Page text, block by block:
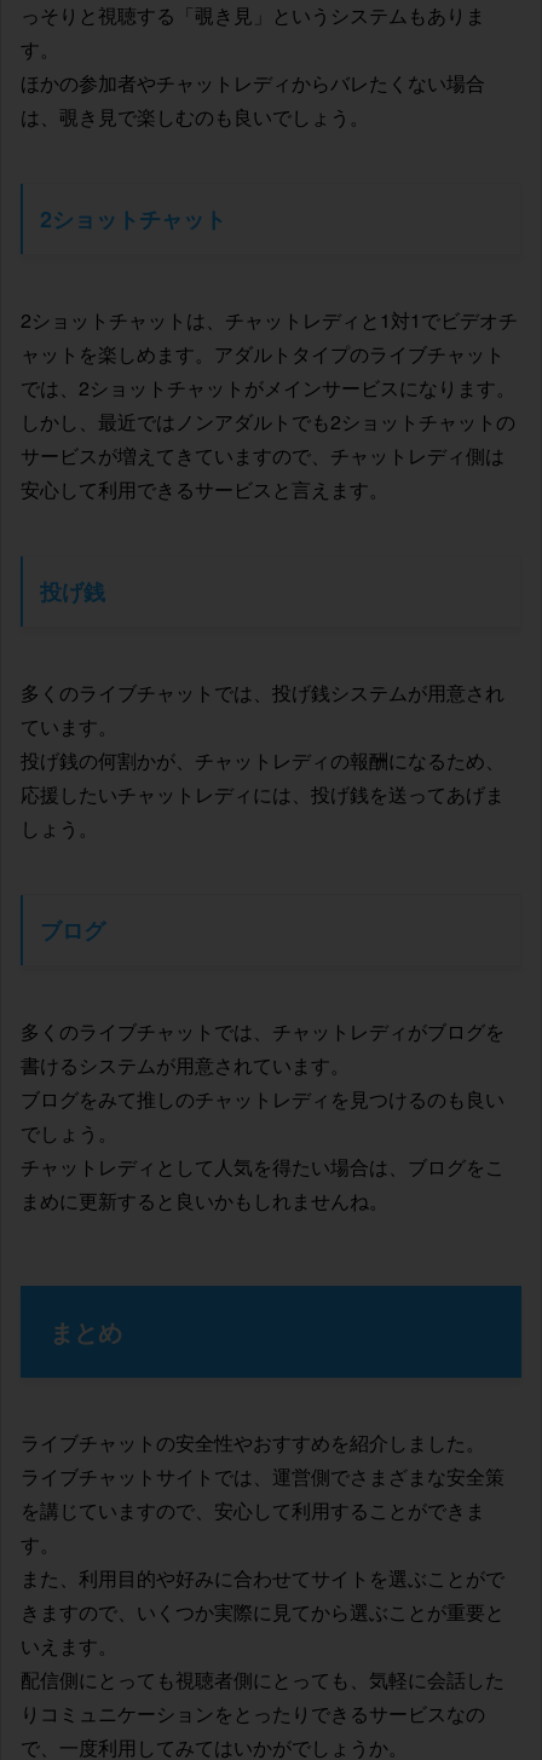
っそりと視聴する「覗き見」というシステムもありま
す。
ほかの参加者やチャットレディからバレたくない場合
は、覗き見で楽しむのも良いでしょう。
2ショットチャット
2ショットチャットは、チャットレディと1対1でビデオチ
ャットを楽しめます。アダルトタイプのライブチャット
では、2ショットチャットがメインサービスになります。
しかし、最近ではノンアダルトでも2ショットチャットの
サービスが増えてきていますので、チャットレディ側は
安心して利用できるサービスと言えます。
投げ銭
多くのライブチャットでは、投げ銭システムが用意され
ています。
投げ銭の何割かが、チャットレディの報酬になるため、
応援したいチャットレディには、投げ銭を送ってあげま
しょう。
ブログ
多くのライブチャットでは、チャットレディがブログを
書けるシステムが用意されています。
ブログをみて推しのチャットレディを見つけるのも良い
でしょう。
チャットレディとして人気を得たい場合は、ブログをこ
まめに更新すると良いかもしれませんね。
まとめ
ライブチャットの安全性やおすすめを紹介しました。
ライブチャットサイトでは、運営側でさまざまな安全策
を講じていますので、安心して利用することができま
す。
また、利用目的や好みに合わせてサイトを選ぶことがで
きますので、いくつか実際に見てから選ぶことが重要と
いえます。
配信側にとっても視聴者側にとっても、気軽に会話した
りコミュニケーションをとったりできるサービスなの
で、一度利用してみてはいかがでしょうか。